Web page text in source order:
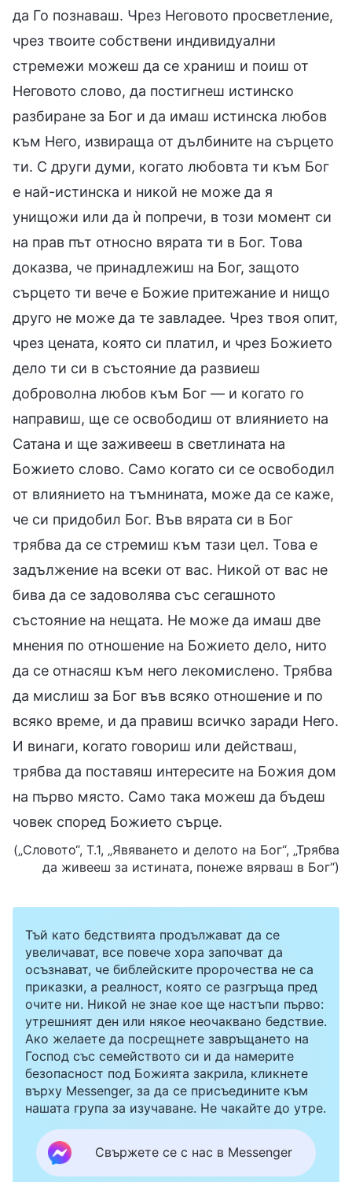
да Го познаваш. Чрез Неговото просветление,
чрез твоите собствени индивидуални
стремежи можеш да се храниш и поиш от
Неговото слово, да постигнеш истинско
разбиране за Бог и да имаш истинска любов
към Него, извираща от дълбините на сърцето
ти. С други думи, когато любовта ти към Бог
е най-истинска и никой не може да я
унищожи или да ѝ попречи, в този момент си
на прав път относно вярата ти в Бог. Това
доказва, че принадлежиш на Бог, защото
сърцето ти вече е Божие притежание и нищо
друго не може да те завладее. Чрез твоя опит,
чрез цената, която си платил, и чрез Божието
дело ти си в състояние да развиеш
доброволна любов към Бог — и когато го
направиш, ще се освободиш от влиянието на
Сатана и ще заживееш в светлината на
Божието слово. Само когато си се освободил
от влиянието на тъмнината, може да се каже,
че си придобил Бог. Във вярата си в Бог
трябва да се стремиш към тази цел. Това е
задължение на всеки от вас. Никой от вас не
бива да се задоволява със сегашното
състояние на нещата. Не може да имаш две
мнения по отношение на Божието дело, нито
да се отнасяш към него лекомислено. Трябва
да мислиш за Бог във всяко отношение и по
всяко време, и да правиш всичко заради Него.
И винаги, когато говориш или действаш,
трябва да поставяш интересите на Божия дом
на първо място. Само така можеш да бъдеш
човек според Божието сърце.
(„Словото“, Т.1, „Явяването и делото на Бог“, „Трябва
да живееш за истината, понеже вярваш в Бог“)
Тъй като бедствията продължават да се
увеличават, все повече хора започват да
осъзнават, че библейските пророчества не са
приказки, а реалност, която се разгръща пред
очите ни. Никой не знае кое ще настъпи първо:
утрешният ден или някое неочаквано бедствие.
Ако желаете да посрещнете завръщането на
Господ със семейството си и да намерите
безопасност под Божията закрила, кликнете
върху Messenger, за да се присъедините към
нашата група за изучаване. Не чакайте до утре.
Свържете се с нас в Messenger